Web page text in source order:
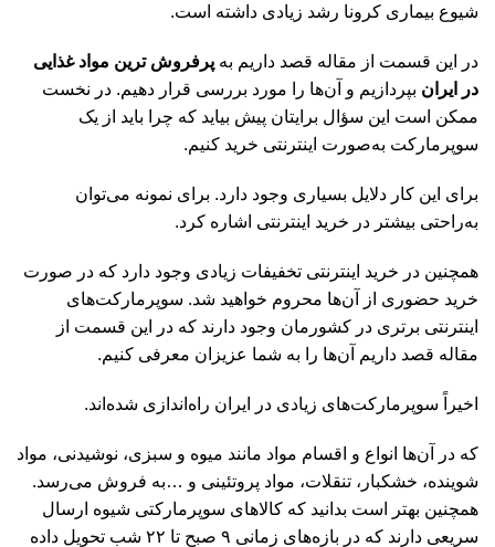
شیوع بیماری کرونا رشد زیادی داشته است.
در این قسمت از مقاله قصد داریم به پرفروش ترین مواد غذایی
در ایران بپردازیم و آن‌ها را مورد بررسی قرار دهیم. در نخست
ممکن است این سؤال برایتان پیش بیاید که چرا باید از یک
سوپرمارکت به‌صورت اینترنتی خرید کنیم.
برای این کار دلایل بسیاری وجود دارد. برای نمونه می‌توان
به‌راحتی بیشتر در خرید اینترنتی اشاره کرد.
همچنین در خرید اینترنتی تخفیفات زیادی وجود دارد که در صورت
خرید حضوری از آن‌ها محروم خواهید شد. سوپرمارکت‌های
اینترنتی برتری در کشورمان وجود دارند که در این قسمت از
مقاله قصد داریم آن‌ها را به شما عزیزان معرفی کنیم.
اخیراً سوپرمارکت‌های زیادی در ایران راه‌اندازی شده‌اند.
که در آن‌ها انواع و اقسام مواد مانند میوه و سبزی‌، نوشیدنی، مواد
شوینده، خشکبار، تنقلات، مواد پروتئینی و …به فروش می‌رسد.
همچنین بهتر است بدانید که کالاهای سوپرمارکتی شیوه ارسال
سریعی دارند که در بازه‌های زمانی ۹ صبح تا ۲۲ شب تحویل داده